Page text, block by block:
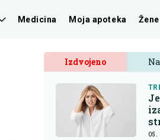
Medicina Moja apoteka Žene
Izdvojeno
05.